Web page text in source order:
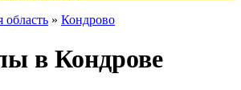
область » Кондрово
в Кондрове